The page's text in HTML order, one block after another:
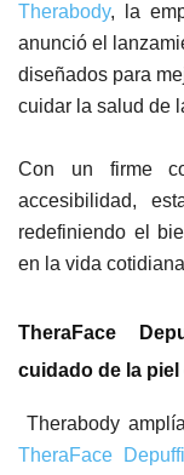
Therabody, la
anunció el
diseñados para
cuidar la salud de
Con un firme
accesibilidad,
redefiniendo el
en la vida
TheraFace
cuidado de la piel
Therabody
TheraFace